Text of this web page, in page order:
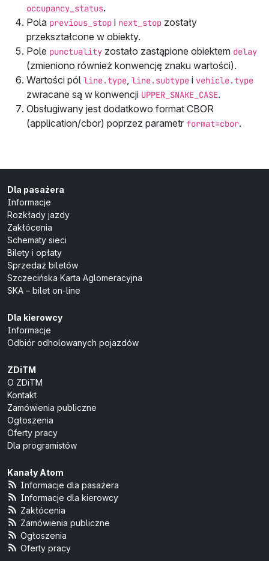
occupancy_status.
Pola previous_stop i next_stop zostały
przekształcone w obiekty.
Pole punctuality zostało zastąpione obiektem delay
(zmieniono również konwencję znaku wartości).
Wartości pól line.type, line.subtype i vehicle.type
zwracane są w konwencji UPPER_SNAKE_CASE.
Obsługiwany jest dodatkowo format CBOR
(application/cbor) poprzez parametr format=cbor.
Dla pasażera
Informacje
Rozkłady jazdy
Zakłócenia
Schematy sieci
Bilety i opłaty
Sprzedaż biletów
Szczecińska Karta Aglomeracyjna
SKA – bilet on-line
Dla kierowcy
Informacje
Odbiór odholowanych pojazdów
ZDiTM
O ZDiTM
Kontakt
Zamówienia publiczne
Ogłoszenia
Oferty pracy
Dla programistów
Kanały Atom
Informacje dla pasażera
Informacje dla kierowcy
Zakłócenia
Zamówienia publiczne
Ogłoszenia
Oferty pracy